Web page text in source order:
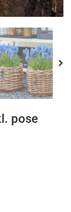
pose